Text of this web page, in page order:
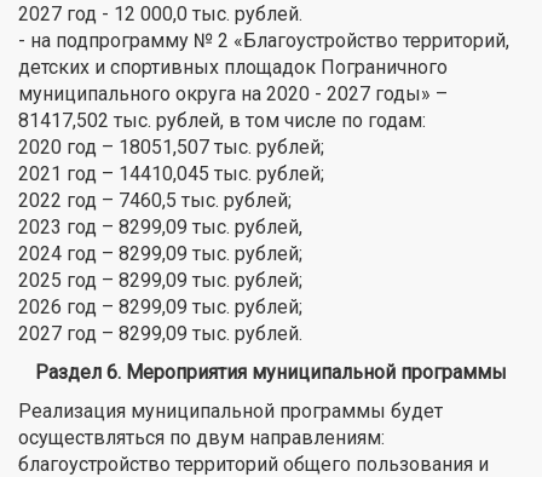
2027 год - 12 000,0 тыс. рублей.
- на подпрограмму № 2 «Благоустройство территорий,
детских и спортивных площадок Пограничного
муниципального округа на 2020 - 2027 годы» –
81417,502 тыс. рублей, в том числе по годам:
2020 год – 18051,507 тыс. рублей;
2021 год – 14410,045 тыс. рублей;
2022 год – 7460,5 тыс. рублей;
2023 год – 8299,09 тыс. рублей,
2024 год – 8299,09 тыс. рублей;
2025 год – 8299,09 тыс. рублей;
2026 год – 8299,09 тыс. рублей;
2027 год – 8299,09 тыс. рублей.
Раздел 6. Мероприятия муниципальной программы
Реализация муниципальной программы будет
осуществляться по двум направлениям:
благоустройство территорий общего пользования и